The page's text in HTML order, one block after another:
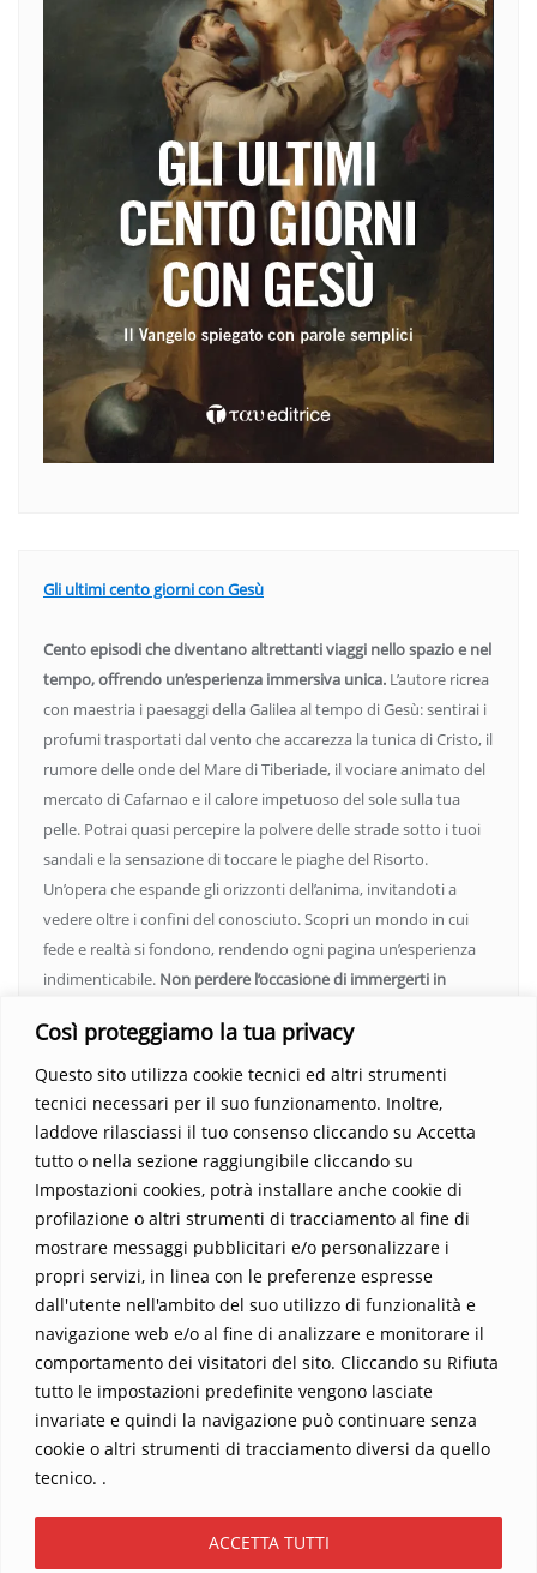
Così proteggiamo la tua privacy
Questo sito utilizza cookie tecnici ed altri strumenti
tecnici necessari per il suo funzionamento. Inoltre,
laddove rilasciassi il tuo consenso cliccando su Accetta
tutto o nella sezione raggiungibile cliccando su
Impostazioni cookies, potrà installare anche cookie di
profilazione o altri strumenti di tracciamento al fine di
mostrare messaggi pubblicitari e/o personalizzare i
propri servizi, in linea con le preferenze espresse
dall'utente nell'ambito del suo utilizzo di funzionalità e
navigazione web e/o al fine di analizzare e monitorare il
comportamento dei visitatori del sito. Cliccando su Rifiuta
tutto le impostazioni predefinite vengono lasciate
invariate e quindi la navigazione può continuare senza
cookie o altri strumenti di tracciamento diversi da quello
tecnico. .
ACCETTA TUTTI
Gli ultimi cento giorni con Gesù
Cento episodi che diventano altrettanti viaggi nello spazio e nel
tempo, offrendo un’esperienza immersiva unica. L’autore ricrea
con maestria i paesaggi della Galilea al tempo di Gesù: sentirai i
profumi trasportati dal vento che accarezza la tunica di Cristo, il
rumore delle onde del Mare di Tiberiade, il vociare animato del
mercato di Cafarnao e il calore impetuoso del sole sulla tua
pelle. Potrai quasi percepire la polvere delle strade sotto i tuoi
sandali e la sensazione di toccare le piaghe del Risorto.
Un’opera che espande gli orizzonti dell’anima, invitandoti a
vedere oltre i confini del conosciuto. Scopri un mondo in cui
fede e realtà si fondono, rendendo ogni pagina un’esperienza
indimenticabile. Non perdere l’occasione di immergerti in
Parola trasformi la tua vita.
Home Contatti
Sostieni La Buona Parola – dona 5 €, 10 €, 25 €… il tuo contributo
conta
Chi sono? Alessandro Ginotta, scrittore
I viaggi dell’anima
Catechesi
Copyright ©2026 La buona Parola . All rights reserved.
WordPress &Designed by